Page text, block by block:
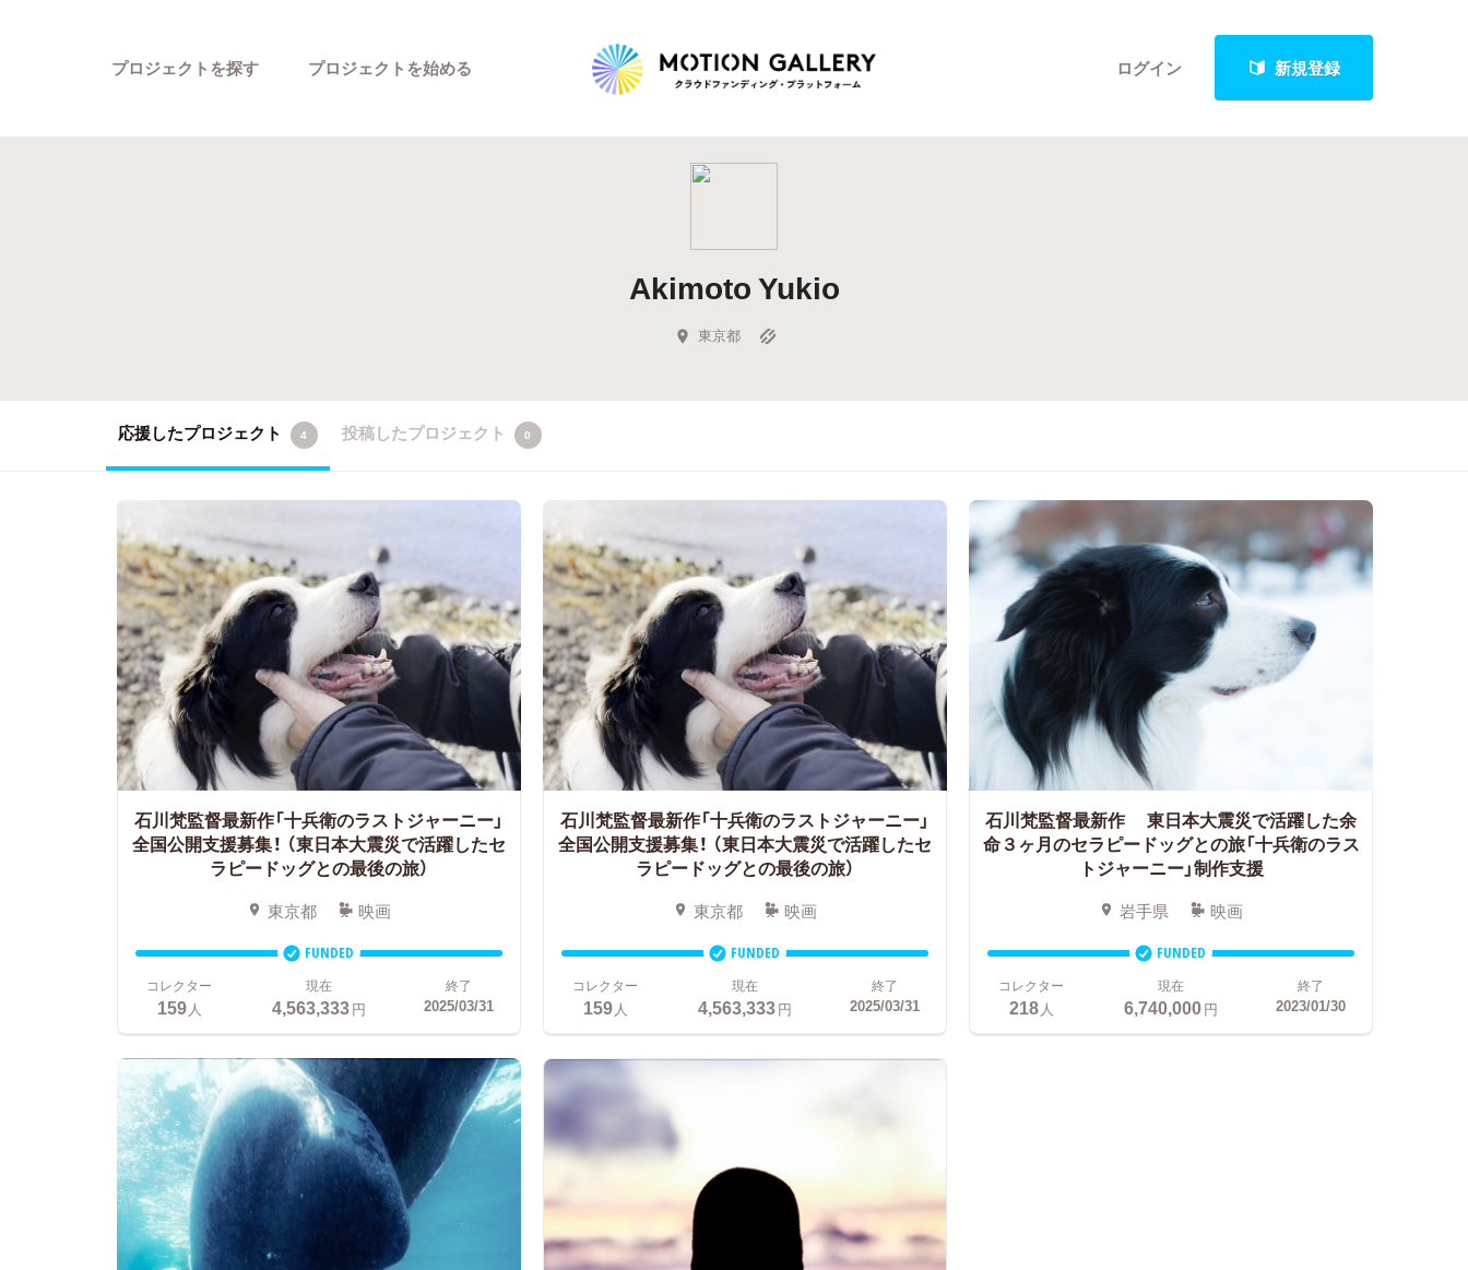
ログイン 新規登録
プロジェクトを探す
Highlight
Feature
キュレーターから探す
プロジェクトを始める
Akimoto Yukio
東京都
応援したプロジェクト 4 投稿したプロジェクト 0
石川梵監督最新作「十兵衛のラストジャーニー」
全国公開支援募集！ （東日本大震災で活躍したセ
ラピードッグとの最後の旅）
東京都 映画
FUNDED
コレクター
159人
現在
4,563,333円
終了
2025/03/31
石川梵監督最新作「十兵衛のラストジャーニー」
全国公開支援募集！ （東日本大震災で活躍したセ
ラピードッグとの最後の旅）
東京都 映画
FUNDED
コレクター
159人
現在
4,563,333円
終了
2025/03/31
石川梵監督最新作 東日本大震災で活躍した余
命３ヶ月のセラピードッグとの旅「十兵衛のラス
トジャーニー」制作支援
岩手県 映画
FUNDED
コレクター
218人
現在
6,740,000円
終了
2023/01/30